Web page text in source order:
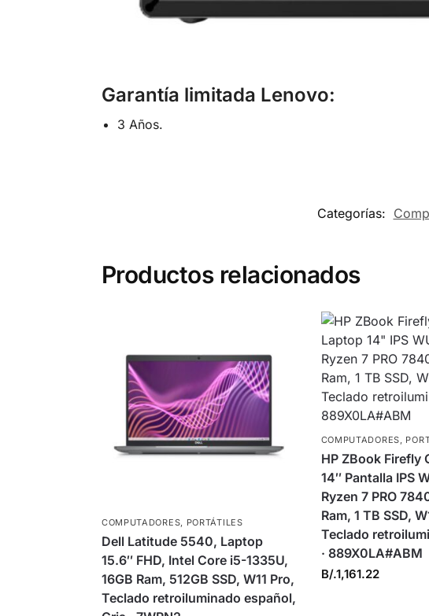
Garantía limitada Lenovo:
3 Años.
Categorías:
Productos relacionados
COMPUTADORES, PORTÁTILES
Dell Latitude 5540, Laptop
15.6″ FHD, Intel Core i5-1335U,
16GB Ram, 512GB SSD, W11 Pro,
Teclado retroiluminado español,
COMPUTADORES,
HP ZBook Firefly
14″ Pantalla IPS
Ryzen 7 PRO
Ram, 1 TB SSD,
Teclado
· 889X0LA#ABM
B/.1,161.22